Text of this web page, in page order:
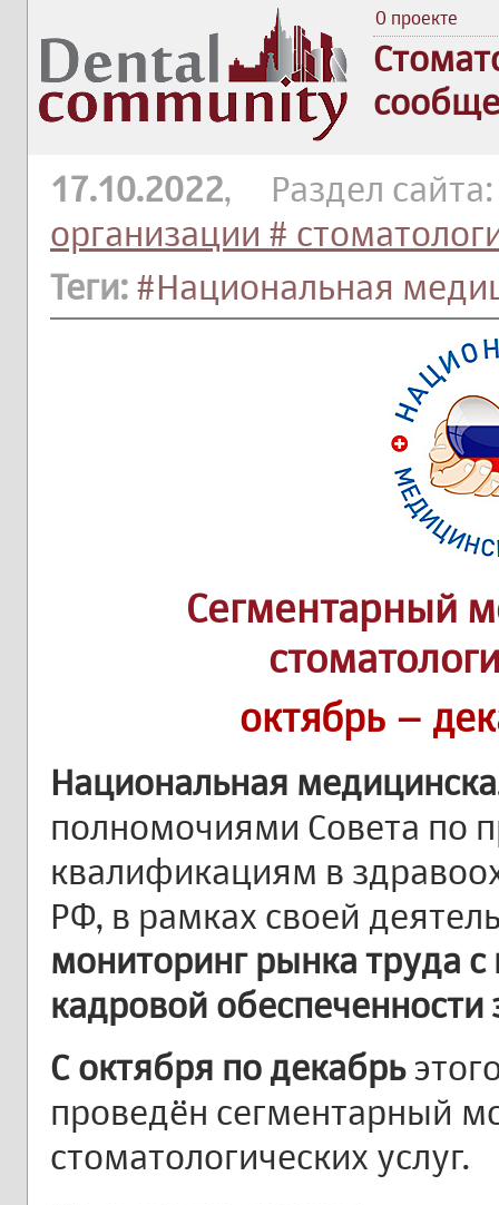
О проекте
17.10.2022, Раздел
организации #
Теги: #Национальная
Сегментарный
октябрь –
Национальная
полномочиями Совета по
квалификациям в
РФ, в рамках своей
мониторинг рынка труда
кадровой
С октября по декабрь
проведён сегментарный
стоматологических услуг.